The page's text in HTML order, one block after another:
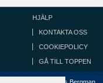
HJÄLP
KONTAKTA OSS
COOKIEPOLICY
GÅ TILL TOPPEN